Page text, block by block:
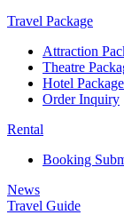
Travel Package
Attraction
Theatre
Hotel Package
Order Inquiry
Rental
Booking
News
Travel Guide